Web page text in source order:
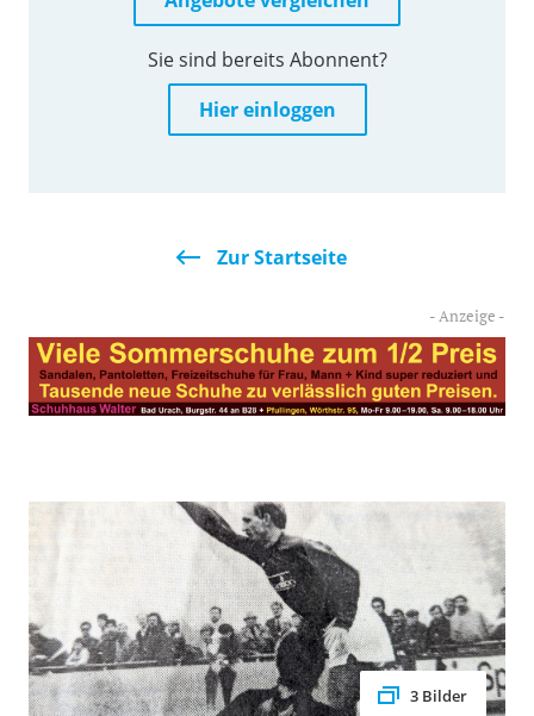
Sie sind bereits Abonnent?
Hier einloggen
Zur Startseite
3 Bilder